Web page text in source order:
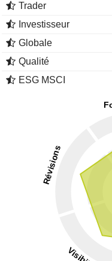
Trader
Investisseur
Globale
Qualité
ESG MSCI